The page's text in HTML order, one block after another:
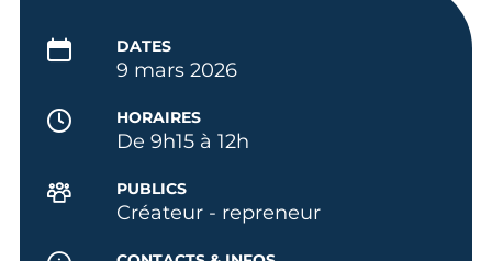
DATES
9 mars 2026
HORAIRES
De 9h15 à 12h
PUBLICS
Créateur - repreneur